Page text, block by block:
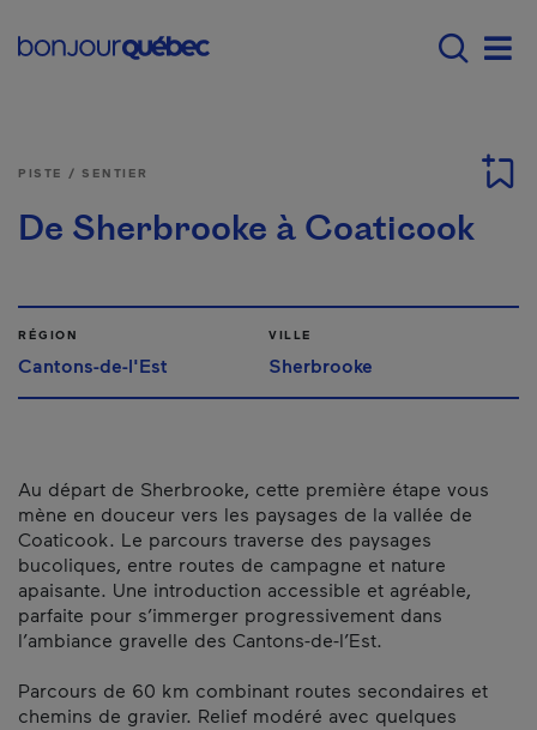
Main navigation -
PISTE / SENTIER
De Sherbrooke à Coaticook
RÉGION
Cantons-de-l'Est
VILLE
Sherbrooke
Au départ de Sherbrooke, cette première étape vous
mène en douceur vers les paysages de la vallée de
Coaticook. Le parcours traverse des paysages
bucoliques, entre routes de campagne et nature
apaisante. Une introduction accessible et agréable,
parfaite pour s’immerger progressivement dans
l’ambiance gravelle des Cantons-de-l’Est.
Parcours de 60 km combinant routes secondaires et
chemins de gravier. Relief modéré avec quelques